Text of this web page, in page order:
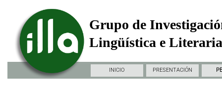
Grupo de
Lingüística e
INICIO PRESENTACIÓN